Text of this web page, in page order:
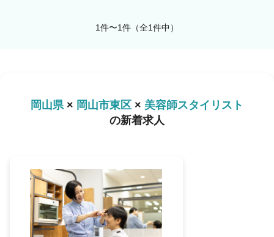
1件〜1件（全1件中）
岡山県× 岡山市東区 × 美容師スタイリスト
の新着求人